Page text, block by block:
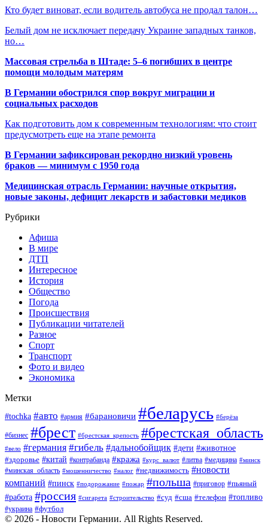
Кто будет виноват, если водитель автобуса не продал талон…
Белый дом не исключает передачу Украине западных танков,
но…
Массовая стрельба в Штаде: 5–6 погибших в центре
помощи молодым матерям
В Германии обострился спор вокруг миграции и
социальных расходов
Как подготовить дом к современным технологиям: что стоит
предусмотреть еще на этапе ремонта
В Германии зафиксирован рекордно низкий уровень
браков — минимум с 1950 года
Медицинская отрасль Германии: научные открытия,
новые законы, дефицит лекарств и забастовки медиков
Рубрики
Афиша
В мире
ДТП
Интересное
История
Общество
Погода
Происшествия
Публикации читателей
Разное
Спорт
Транспорт
Фото и видео
Экономика
Метки
#tochka #авто #армия #барановичи #беларусь #берёза
#бизнес #брест #брестская_крепость #брестская_область
#вело #германия #гибель #дальнобойщик #дети #животное
#здоровье #китай #контрабанда #кража #курс_валют #литва #медицина #минск
#минская_область #мошенничество #налог #недвижимость #новости
компаний #пинск #подорожание #пожар #польша #приговор #пьяный
#работа #россия #сигарета #строительство #суд #сша #телефон #топливо
#украина #футбол
© 2026 - Новости Германии. All Rights Reserved.